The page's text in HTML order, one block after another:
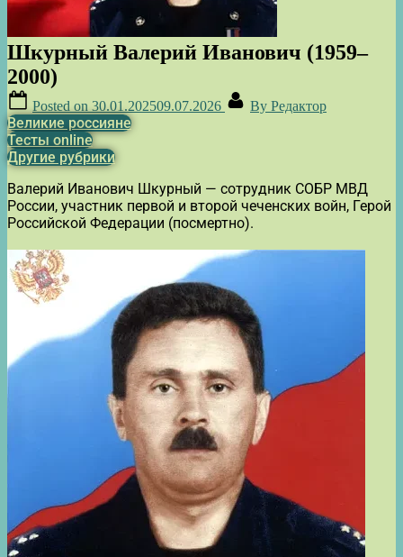
Шкурный Валерий Иванович (1959–
2000)
Posted on 30.01.202509.07.2026 By Редактор
Великие россияне
Тесты online
Другие рубрики
Валерий Иванович Шкурный — сотрудник СОБР МВД
России, участник первой и второй чеченских войн, Герой
Российской Федерации (посмертно).